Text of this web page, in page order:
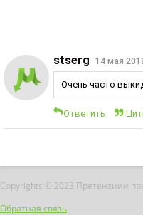
stserg 14 мая
Очень часто
Ответить
Copyrights © 2023 Претензиии
Обратная связь